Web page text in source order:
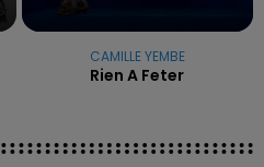
CAMILLE YEMBE
Rien A Feter